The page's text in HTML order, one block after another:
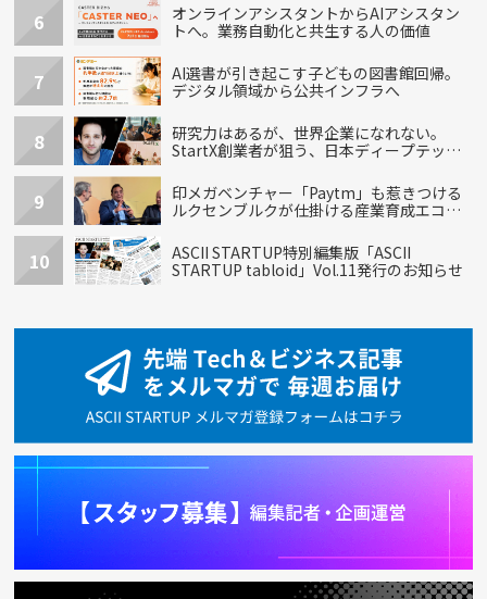
6
オンラインアシスタントからAIアシスタン
トへ。業務自動化と共生する人の価値
7
AI選書が引き起こす子どもの図書館回帰。
デジタル領域から公共インフラへ
8
研究力はあるが、世界企業になれない。
StartX創業者が狙う、日本ディープテック
9
印メガベンチャー「Paytm」も惹きつける
ルクセンブルクが仕掛ける産業育成エコシ
10
ASCII STARTUP特別編集版「ASCII
STARTUP tabloid」Vol.11発行のお知らせ